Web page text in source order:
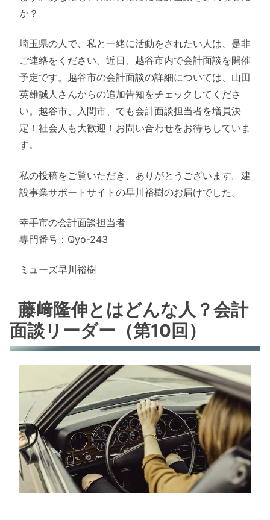
か？
埼玉県の人で、私と一緒に活動をされたい人は、是非
ご連絡をください。近日、越谷市内で会計面談を開催
予定です。越谷市の会計面談の詳細については、山田
英雄誠人さんからの追加告知をチェックしてくださ
い。越谷市、入間市、でも会計面談担当者を増員決
定！社会人も大歓迎！お問い合わせをお待ちしていま
す。
私の投稿をご覧いただき、ありがとうございます。建
設事業サポートサイトの早川裕樹のお届けでした。
幸手市の会計面談担当者
専門番号：Qyo-243
ミューズ早川裕樹
藤﨑隆伸とはどんな人？会計
面談リーダー（第10回）